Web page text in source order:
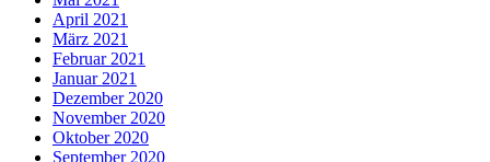
April 2021
März 2021
Februar 2021
Januar 2021
Dezember 2020
November 2020
Oktober 2020
September 2020